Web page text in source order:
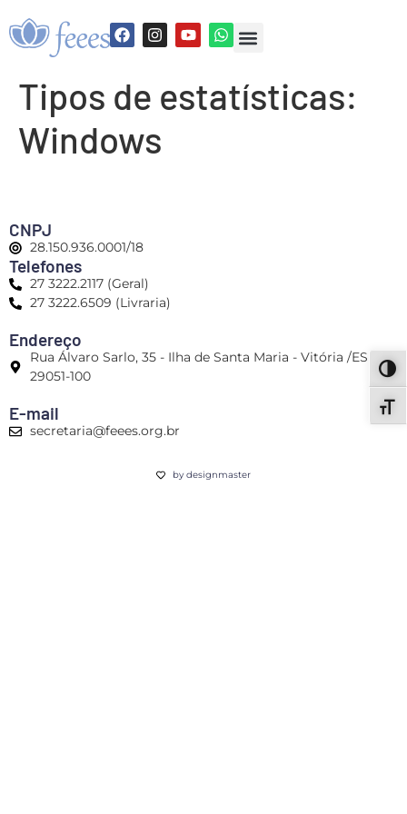
Tipos de estatísticas:
Windows
CNPJ
28.150.936.0001/18
Telefones
27 3222.2117 (Geral)
27 3222.6509 (Livraria)
Endereço
Rua Álvaro Sarlo, 35 - Ilha de Santa Maria - Vitória /ES -
29051-100
E-mail
secretaria@feees.org.br
by designmaster